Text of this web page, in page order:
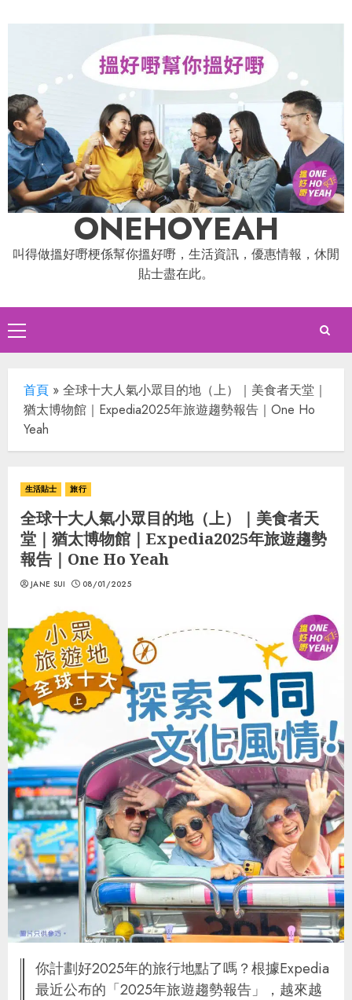
to
ONEHOYEAH
叫得做搵好嘢梗係幫你搵好嘢，生活資訊，優惠情報，休閒
貼士盡在此。
Primary
Menu
首頁 » 全球十大人氣小眾目的地（上）｜美食者天堂｜
猶太博物館｜Expedia2025年旅遊趨勢報告｜One Ho
Yeah
生活貼士 旅行
全球十大人氣小眾目的地（上）｜美食者天
堂｜猶太博物館｜Expedia2025年旅遊趨勢
報告｜One Ho Yeah
JANE SUI 08/01/2025
你計劃好2025年的旅行地點了嗎？根據Expedia
最近公布的「2025年旅遊趨勢報告」，越來越